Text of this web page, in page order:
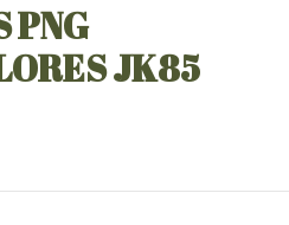
PNG
JK85